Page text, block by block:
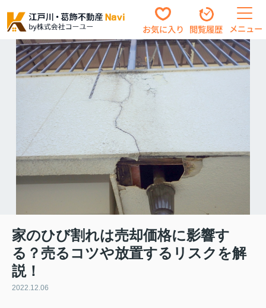
お気に入り 閲覧履歴 メニュー
家のひび割れは売却価格に影響す
る？売るコツや放置するリスクを解
説！
2022.12.06